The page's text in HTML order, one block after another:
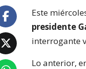
Este
presidente
interrogante
Lo anterior,